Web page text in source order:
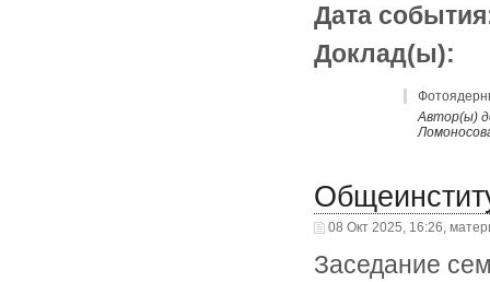
Дата
Доклад(ы):
Автор(ы)
08 Окт 2025, 16:26,
Заседание